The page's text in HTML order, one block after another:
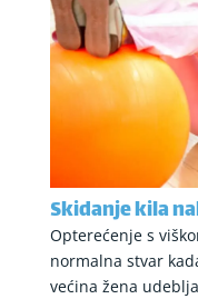
Skidanje kila
Opterećenje s
normalna stvar
većina žena